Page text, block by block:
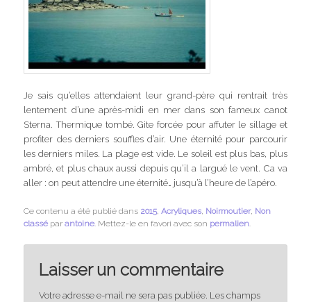
Je sais qu’elles attendaient leur grand-père qui rentrait très
lentement d’une après-midi en mer dans son fameux canot
Sterna. Thermique tombé. Gite forcée pour affuter le sillage et
profiter des derniers souffles d’air. Une éternité pour parcourir
les derniers miles. La plage est vide. Le soleil est plus bas, plus
ambré, et plus chaux aussi depuis qu’il a largué le vent. Ca va
aller : on peut attendre une éternité… jusqu’à l’heure de l’apéro.
Ce contenu a été publié dans 2015,Acryliques, Noirmoutier, Non
classé parantoine. Mettez-le en favori avec son permalien.
Laisser un commentaire
Votre adresse e-mail ne sera pas publiée. Les champs